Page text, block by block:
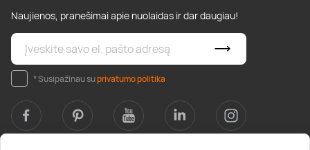
Naujienos, pranešimai apie nuolaidas ir dar daugiau!
* Susipažinau suprivatumo politika